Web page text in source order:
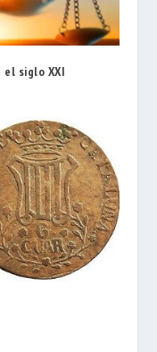
el siglo XXI